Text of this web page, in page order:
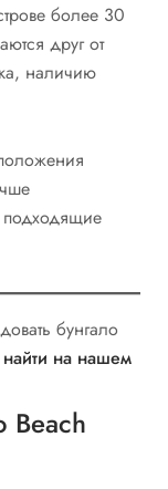
более 30
друг от
наличию
подходящие
бунгало
на нашем
Beach